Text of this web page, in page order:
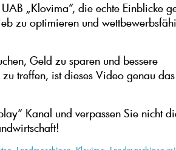
„Klovima“, die echte Einblicke
zu optimieren und
Geld zu sparen und bessere
treffen, ist dieses Video genau
Kanal und verpassen Sie nicht